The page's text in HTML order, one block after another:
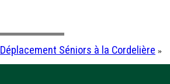
Déplacement Séniors à la Cordelière »